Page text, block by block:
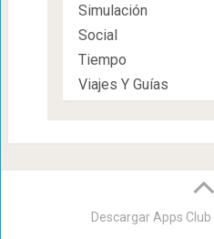
Simulación
Social
Tiempo
Viajes Y Guías
Descargar Apps Club